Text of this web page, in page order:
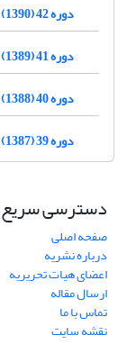
دوره 42 (1390)
دوره 41 (1389)
دوره 40 (1388)
دوره 39 (1387)
دسترسی سریع
صفحه اصلی
درباره نشریه
اعضای هیات تحریریه
ارسال مقاله
تماس با ما
نقشه سایت